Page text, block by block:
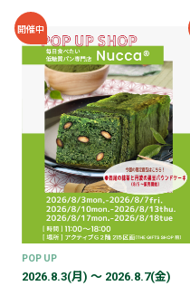
開催中
POP UP
2026.8.3(月) 〜 2026.8.7(金)